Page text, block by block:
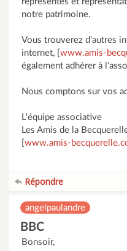
notre patrimoine.
Vous trouverez d'autres
internet, [ www.amis-
également adhérer à
Nous comptons sur vos
L'équipe associative
Les Amis de la
www.amis-
Répondre
angelpaulandre
BBC
Bonsoir,